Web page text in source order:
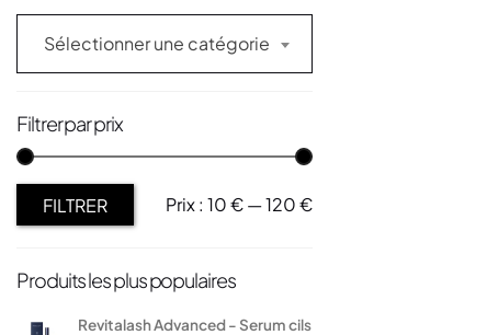
Sélectionner une catégorie
Filtrer par prix
FILTRER Prix : 10 €—120 €
Produits les plus populaires
Revitalash Advanced - Serum cils